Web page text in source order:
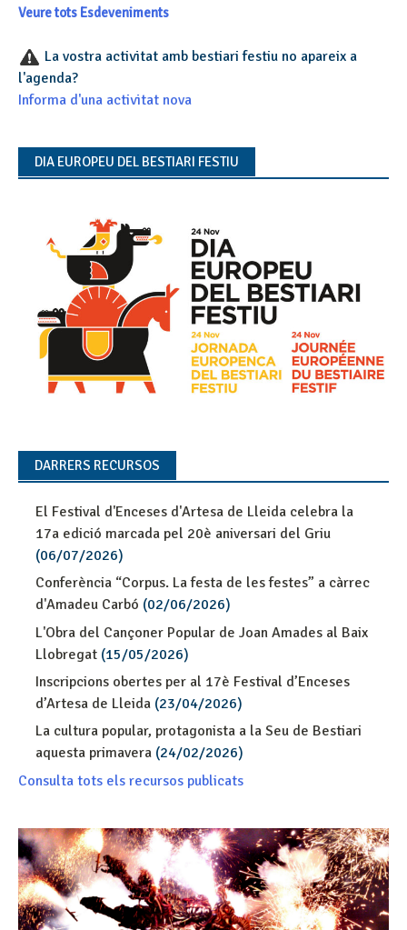
Veure tots Esdeveniments
La vostra activitat amb bestiari festiu no apareix a
l'agenda?
Informa d'una activitat nova
DIA EUROPEU DEL BESTIARI FESTIU
DARRERS RECURSOS
El Festival d'Enceses d'Artesa de Lleida celebra la
17a edició marcada pel 20è aniversari del Griu
(06/07/2026)
Conferència “Corpus. La festa de les festes” a càrrec
d'Amadeu Carbó (02/06/2026)
L'Obra del Cançoner Popular de Joan Amades al Baix
Llobregat (15/05/2026)
Inscripcions obertes per al 17è Festival d’Enceses
d’Artesa de Lleida (23/04/2026)
La cultura popular, protagonista a la Seu de Bestiari
aquesta primavera (24/02/2026)
Consulta tots els recursos publicats